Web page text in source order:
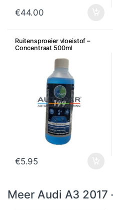
€44.00
Ruitensproeier vloeistof –
Concentraat 500ml
€5.95
Meer Audi A3 2017